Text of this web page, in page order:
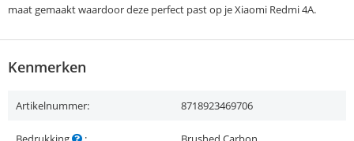
maat gemaakt waardoor deze perfect past op je Xiaomi Redmi 4A.
Kenmerken
Artikelnummer: 8718923469706